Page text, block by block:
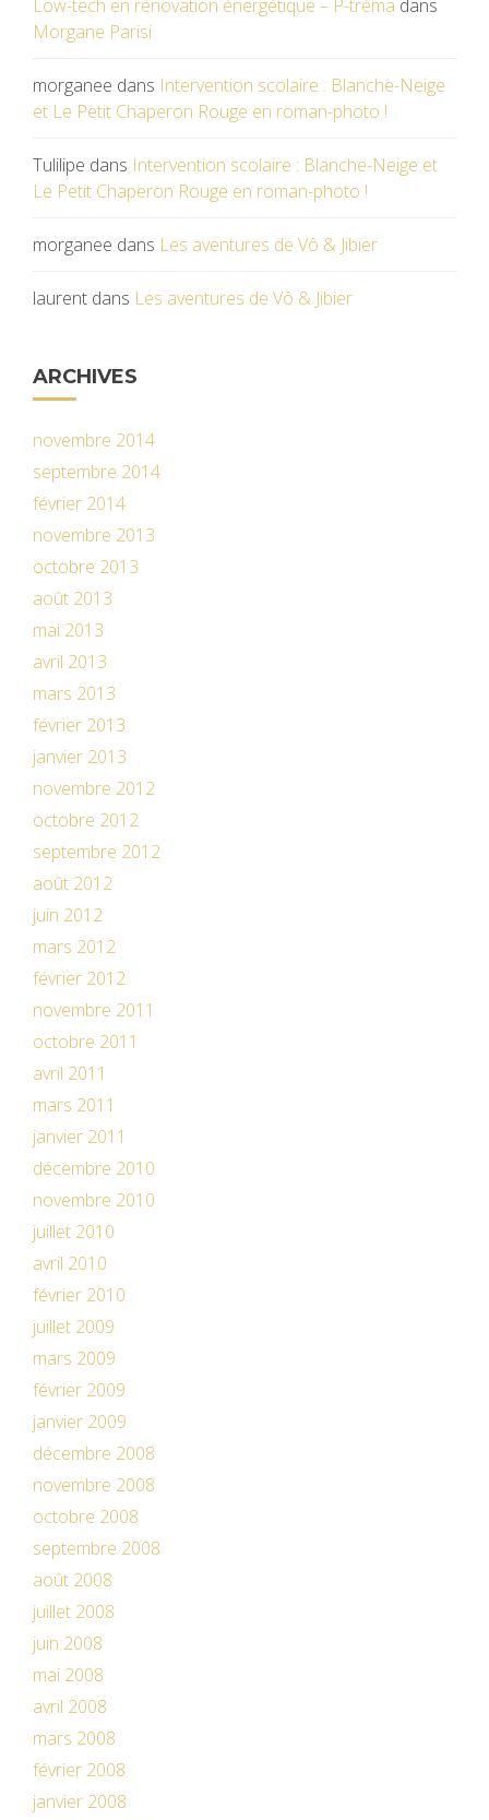
Low-tech en rénovation énergétique – P-tréma dans
Morgane Parisi
morganee dans Intervention scolaire : Blanche-Neige
et Le Petit Chaperon Rouge en roman-photo !
Tulilipe dans Intervention scolaire : Blanche-Neige et
Le Petit Chaperon Rouge en roman-photo !
morganee dans Les aventures de Vô & Jibier
laurent dans Les aventures de Vô & Jibier
ARCHIVES
novembre 2014
septembre 2014
février 2014
novembre 2013
octobre 2013
août 2013
mai 2013
avril 2013
mars 2013
février 2013
janvier 2013
novembre 2012
octobre 2012
septembre 2012
août 2012
juin 2012
mars 2012
février 2012
novembre 2011
octobre 2011
avril 2011
mars 2011
janvier 2011
décembre 2010
novembre 2010
juillet 2010
avril 2010
février 2010
juillet 2009
mars 2009
février 2009
janvier 2009
décembre 2008
novembre 2008
octobre 2008
septembre 2008
août 2008
juillet 2008
juin 2008
mai 2008
avril 2008
mars 2008
février 2008
janvier 2008